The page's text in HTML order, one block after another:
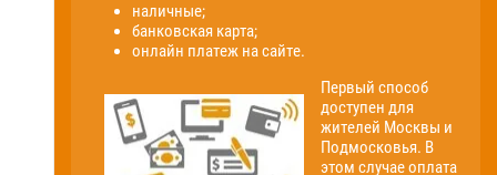
наличные;
банковская карта;
онлайн платеж на сайте.
Первый способ
доступен для
жителей Москвы и
Подмосковья. В
этом случае оплата